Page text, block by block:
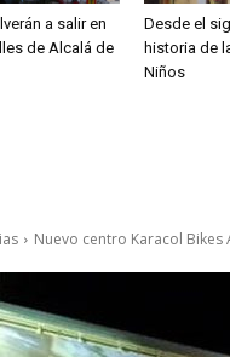
a salir en
de Alcalá de
Desde el
historia de
Niños